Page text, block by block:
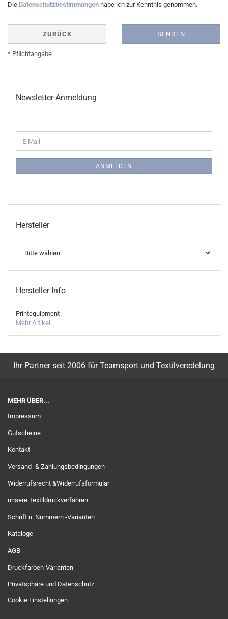
Die Datenschutzbestimmungen habe ich zur Kenntnis genommen.
ZURÜCK SENDEN
* Pflichtangabe
Newsletter-Anmeldung
ZUR
E-
Mail
ANMELDEN
Hersteller
Hersteller Info
Printequipment
Mehr Artikel
Ihr Partner seit 2006 für Teamsport und Textilveredelung
MEHR ÜBER...
Impressum
Gutscheine
Kontakt
Versand- & Zahlungsbedingungen
Widerrufsrecht &Widerrufsformular
unsere Textildruckverfahren
Schrift u. Nummern -Varianten
Kataloge
AGB
Druckfarben-Varianten
Privatsphäre und Datenschutz
Cookie Einstellungen